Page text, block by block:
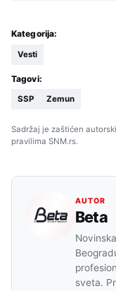
Kategorija:
Vesti
Tagovi:
SSP Zemun
Sadržaj je zaštićen
pravilima SNM.rs.
AUTOR
Beta
sveta.